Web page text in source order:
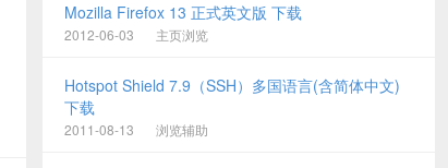
Mozilla Firefox 13 正式英文版 下载
2012-06-03 主页浏览
Hotspot Shield 7.9（SSH）多国语言(含简体中文)
下载
2011-08-13 浏览辅助